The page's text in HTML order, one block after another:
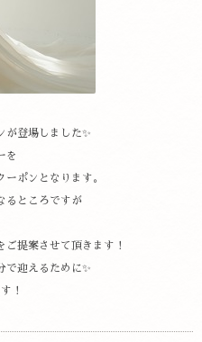
が登場しました✨
を
ポンとなります。
るところですが
ご提案させて頂きます！
で迎えるために✨
！